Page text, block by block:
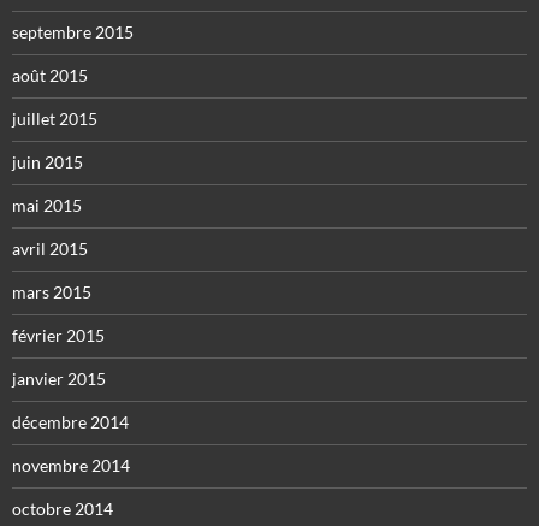
septembre 2015
août 2015
juillet 2015
juin 2015
mai 2015
avril 2015
mars 2015
février 2015
janvier 2015
décembre 2014
novembre 2014
octobre 2014